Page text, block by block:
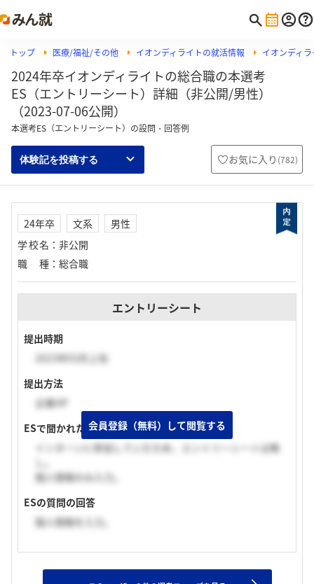
トップ 医療/福祉/その他 イオンディライトの就活情報 イオンディ
2024年卒イオンディライトの総合職の本選考
ES（エントリーシート）詳細（非公開/男性）
（2023-07-06公開）
本選考ES（エントリーシート）の設問・回答例
体験記を投稿する お気に入り (782)
24年卒 文系
男性
学校名 ： 非公開
職種 ： 総合職
エントリーシート
提出時期
2023年03月上旬
提出方法
企業HP
ESで聞かれた質問
インターンに参加していたため、エントリーシートは無
個人情報のみ入力。
ESの質問の回答
個人情報を入力。
会員登録（無料）して閲覧する